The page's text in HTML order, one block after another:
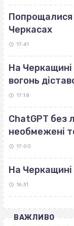
Попрощалися
Черкасах
17:41
На Черкащині
вогонь
17:18
ChatGPT без
необмежені
17:00
На Черкащині
16:31
ВАЖЛИВО